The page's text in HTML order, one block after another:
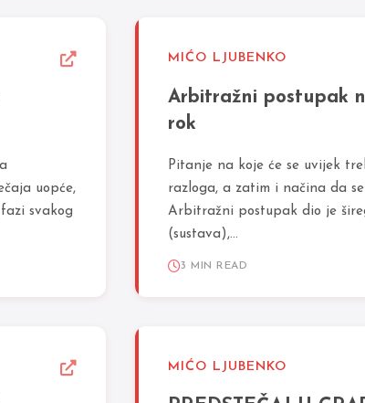
uopće,
svakog
MIĆO LJUBENKO
Arbitražni postupak
rok
Pitanje na koje će se uvijek
razloga, a zatim i načina da
Arbitražni postupak dio je
(sustava),...
3 MIN READ
MIĆO LJUBENKO